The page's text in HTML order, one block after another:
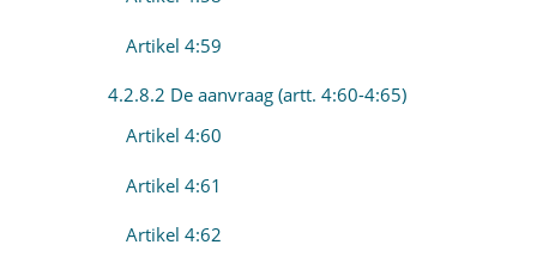
Artikel 4:59
4.2.8.2 De aanvraag (artt. 4:60-4:65)
Artikel 4:60
Artikel 4:61
Artikel 4:62